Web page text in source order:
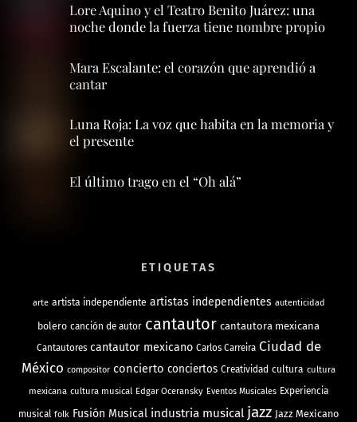
Lore Aquino y el Teatro Benito Juárez: una
noche donde la fuerza tiene nombre propio
Mara Escalante: el corazón que aprendió a
cantar
Luna Roja: La voz que habita en la memoria y
el presente
El último trago en el “Oh alá”
ETIQUETAS
arte artista independiente artistas independientes autenticidad
bolero canción de autor cantautor cantautora mexicana
Cantautores cantautor mexicano Carlos Carreira Ciudad de
México compositor concierto conciertos Creatividad cultura cultura
mexicana cultura musical Edgar Oceransky Eventos Musicales Experiencia
musical folk Fusión Musical industria musical jazz Jazz Mexicano